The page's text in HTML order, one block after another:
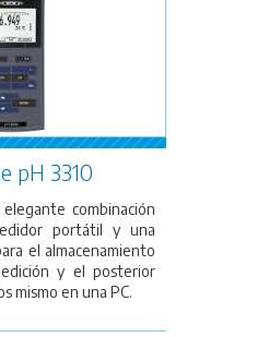
pH 3310
combinación
portátil y una
el almacenamiento
y el posterior
mismo en una PC.